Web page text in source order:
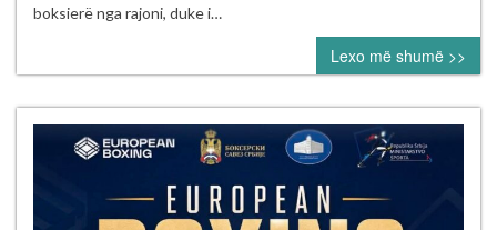
sipas
kalendarit
për
vitin
2026
boksierë nga rajoni, duke i…
Lexo më shumë >>